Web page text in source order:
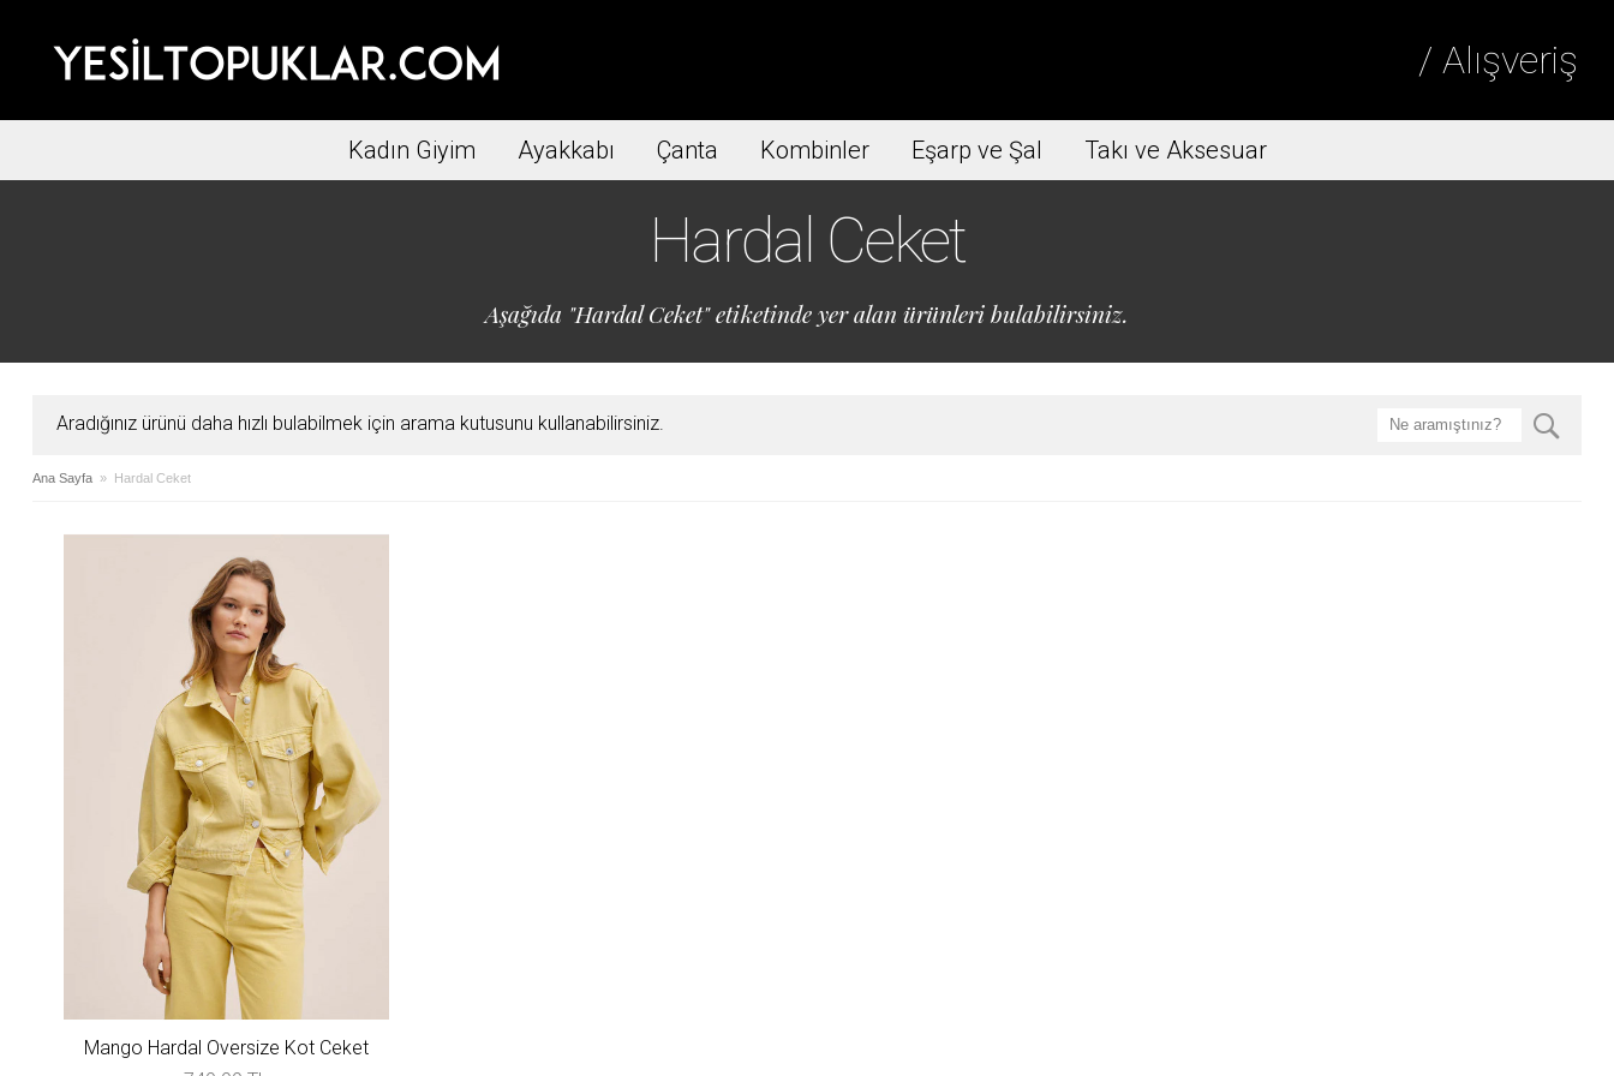
/ Alışveriş
Kadın Giyim Ayakkabı Çanta Kombinler Eşarp ve Şal Takı ve Aksesuar
Hardal Ceket
Aşağıda "Hardal Ceket" etiketinde yer alan ürünleri bulabilirsiniz.
Aradığınız ürünü daha hızlı bulabilmek için arama kutusunu kullanabilirsiniz.
Ana Sayfa» Hardal Ceket
Mango Hardal Oversize Kot Ceket